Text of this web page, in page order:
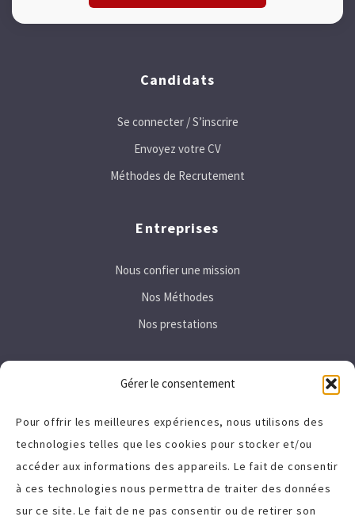
Gérer le consentement
Pour offrir les meilleures expériences, nous utilisons des
technologies telles que les cookies pour stocker et/ou
accéder aux informations des appareils. Le fait de consentir
à ces technologies nous permettra de traiter des données
sur ce site. Le fait de ne pas consentir ou de retirer son
Candidats
Se connecter / S’inscrire
Envoyez votre CV
Méthodes de Recrutement
Entreprises
Nous confier une mission
Nos Méthodes
Nos prestations
Secteurs
Immobilier
Tertiaire
High-Tech